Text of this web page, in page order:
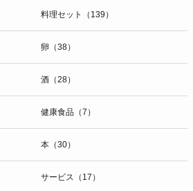
）等を用いて管理しています。これらに
所、電話番号、電子メールアドレスなど、
一切含まれておりません。
口
布一丁目２７番１号 東麻布食文化ビル４
料理セット（139）
卵（38）
酒（28）
健康食品（7）
本（30）
サービス（17）